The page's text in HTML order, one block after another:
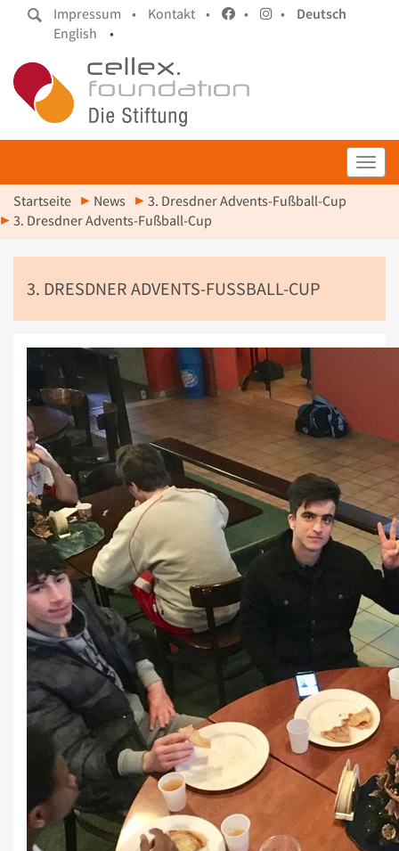
Impressum • Kontakt • • •
Deutsch
English
•
Startseite News
3. Dresdner Advents-Fußball-Cup
3. Dresdner Advents-Fußball-Cup
3. DRESDNER ADVENTS-FUSSBALL-CUP